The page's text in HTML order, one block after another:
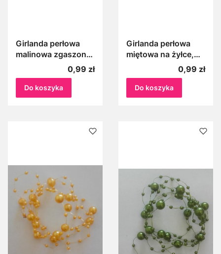
Girlanda perłowa
malinowa zgaszona
na żyłce, Perełki na
żyłce zgaszone
malinowe 1m
Cena
0,99 zł
Do koszyka
Girlanda perłowa
miętowa na żyłce,
Perełki na żyłce
miętowe 1m
Cena
0,99 zł
Do koszyka